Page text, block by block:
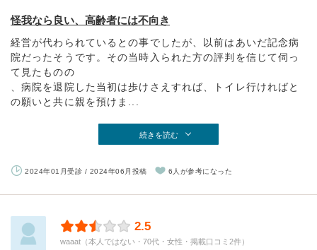
怪我なら良い、高齢者には不向き
経営が代わられているとの事でしたが、以前はあいだ記念病
院だったそうです。その当時入られた方の評判を信じて伺っ
て見たものの
、病院を退院した当初は歩けさえすれば、トイレ行ければと
の願いと共に親を預けま...
続きを読む
2024年01月受診 / 2024年06月投稿 6人が参考になった
2.5
waaat（本人ではない・70代・女性・掲載口コミ2件）